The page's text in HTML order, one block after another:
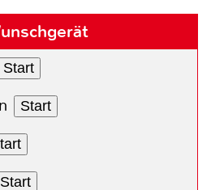
Start
Start
Start